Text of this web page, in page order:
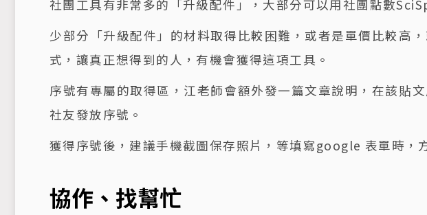
社團工具有非常多的「升級配件」，大部分可以用社團點數
少部分「升級配件」的材料取得比較困難，或者是單價比較高
式，讓真正想得到的人，有機會獲得這項工具。
序號有專屬的取得區，江老師會額外發一篇文章說明，在該貼
社友發放序號。
獲得序號後，建議手機截圖保存照片，等填寫google 表單時，
協作、找幫忙